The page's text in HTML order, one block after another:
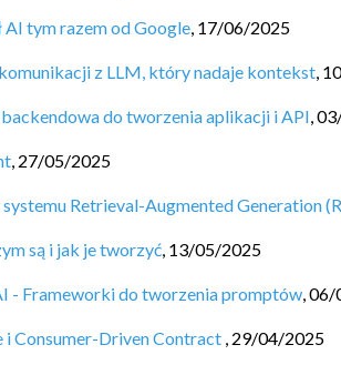
tym razem od Google, 17/06/2025
z LLM, który nadaje kontekst,
do tworzenia aplikacji i API,
, 27/05/2025
Retrieval-Augmented Generation
są i jak je tworzyć, 13/05/2025
- Frameworki do tworzenia promptów,06/
Consumer-Driven Contract , 29/04/2025